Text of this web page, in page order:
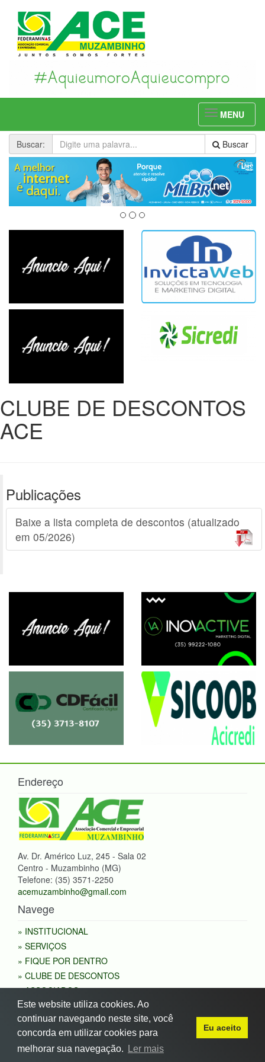
Toggle
navigation
MENU
Buscar: Buscar
CLUBE DE DESCONTOS
ACE
Publicações
Baixe a lista completa de descontos (atualizado
em 05/2026)
Endereço
Av. Dr. Américo Luz, 245 - Sala 02
Centro - Muzambinho (MG)
Telefone: (35) 3571-2250
acemuzambinho@gmail.com
Navege
» INSTITUCIONAL
» SERVIÇOS
» FIQUE POR DENTRO
» CLUBE DE DESCONTOS
» ASSOCIADOS
» CONSULTAS
» FALE COM A ACE
Site desenvolvido por Invicta Web
Este website utiliza cookies. Ao
continuar navegando neste site, você
concorda em utilizar cookies para
melhorar sua navegação.
Ler mais
Eu aceito